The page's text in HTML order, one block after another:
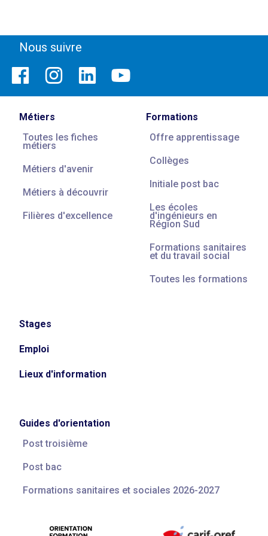
Nous suivre
Métiers
Toutes les fiches
métiers
Métiers d'avenir
Métiers à découvrir
Filières d'excellence
Formations
Offre apprentissage
Collèges
Initiale post bac
Les écoles
d'ingénieurs en
Région Sud
Formations sanitaires
et du travail social
Toutes les formations
Stages
Emploi
Lieux d'information
Guides d'orientation
Post troisième
Post bac
Formations sanitaires et sociales 2026-2027